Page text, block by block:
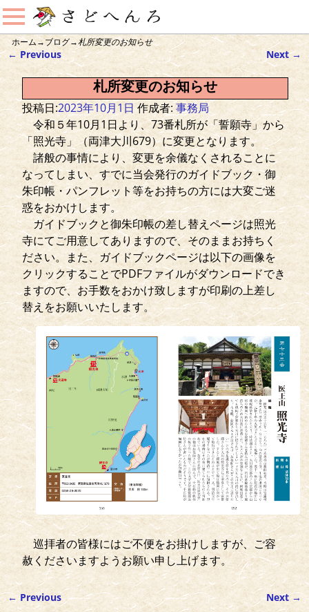
ホーム→ブログ→札所変更のお知らせ
投稿ナビゲーション
← Previous Next→
札所変更のお知らせ
投稿日:2023年10月1日作成者:事務局
令和５年10月1日より、73番札所が「誓願寺」から
「照光寺」（両津大川679）に変更となります。
諸般の事情により、変更を余儀なくされることに
なってしまい、すでに当会発行のガイドブック・御
朱印帳・パンフレット等をお持ちの方には大変ご迷
惑をおかけします。
ガイドブックと御朱印帳の差し替えページは照光
寺にてご用意してありますので、そのままお持ちく
ださい。また、ガイドブックページは以下の画像を
クリックすることでPDFファイルがダウンロードでき
ますので、お手数をおかけ致しますが印刷の上差し
替えをお願いいたします。
巡拝者の皆様にはご不便をお掛けしますが、ご容
赦くださいますようお願い申し上げます。
←Previous Next→